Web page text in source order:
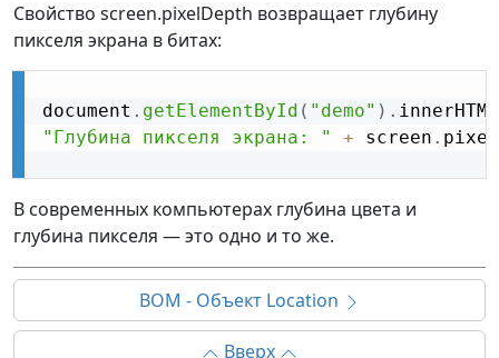
Свойство screen.pixelDepth возвращает глубину
пикселя экрана в битах:
document . getElementById ( "demo" ) .
"Глубина пикселя экрана: "
+ screen .
В современных компьютерах глубина цвета и
глубина пикселя — это одно и то же.
BOM - Объект Location
Вверх